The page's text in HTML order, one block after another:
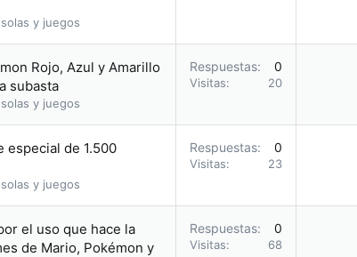
y juegos
Rojo, Azul y Amarillo
subasta
y juegos
Respuestas 0
Visitas 20
especial de 1.500
y juegos
Respuestas 0
Visitas 23
el uso que hace la
de Mario, Pokémon y
Respuestas 0
Visitas 68